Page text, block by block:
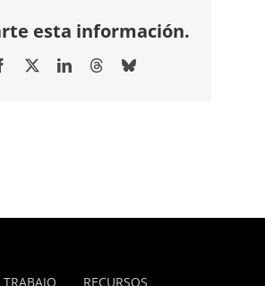
esta información.
Facebook LinkedInThreadsBluesky
RECURSOS